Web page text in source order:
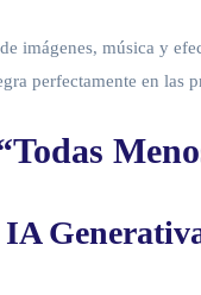
imágenes, música y
perfectamente en